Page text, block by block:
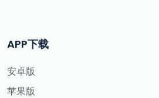
APP下载
安卓版
苹果版